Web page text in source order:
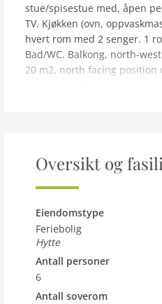
stue/spisestue med, åpen
TV. Kjøkken (ovn,
hvert rom med 2 senger. 1
Bad/WC. Balkong, north-
20 m2, north facing position
Parkeringsplass (2 biler).
Interiør og eksteriør:
Bernoud: Hytte Mungg. 600
posisjon. Privat: hage. Grill.
avstand. Golfbane 18 km,
Kjæledyr
Kjæledyr tillatt
Eiendom
Oversikt og
Eiendomstype
Feriebolig
Hytte
Antall personer
6
Antall soverom